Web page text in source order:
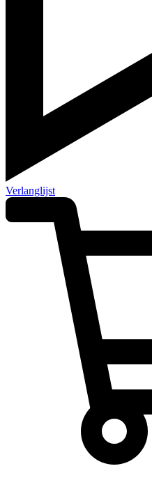
Verlanglijst